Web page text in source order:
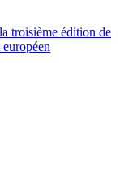
troisième édition de